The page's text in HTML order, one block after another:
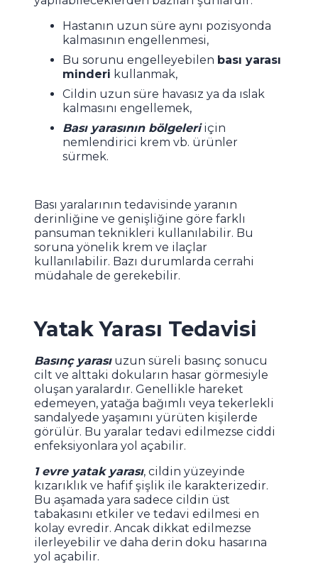
Hastanın uzun süre aynı pozisyonda
kalmasının engellenmesi,
Bu sorunu engelleyebilen bası yarası
minderi kullanmak,
Cildin uzun süre havasız ya da ıslak
kalmasını engellemek,
Bası yarasının bölgeleriiçin
nemlendirici krem vb. ürünler
sürmek.
Bası yaralarının tedavisinde yaranın
derinliğine ve genişliğine göre farklı
pansuman teknikleri kullanılabilir. Bu
soruna yönelik krem ve ilaçlar
kullanılabilir. Bazı durumlarda cerrahi
müdahale de gerekebilir.
Yatak Yarası Tedavisi
Basınç yarası uzun süreli basınç sonucu
cilt ve alttaki dokuların hasar görmesiyle
oluşan yaralardır. Genellikle hareket
edemeyen, yatağa bağımlı veya tekerlekli
sandalyede yaşamını yürüten kişilerde
görülür. Bu yaralar tedavi edilmezse ciddi
enfeksiyonlara yol açabilir.
1 evre yatak yarası, cildin yüzeyinde
kızarıklık ve hafif şişlik ile karakterizedir.
Bu aşamada yara sadece cildin üst
tabakasını etkiler ve tedavi edilmesi en
kolay evredir. Ancak dikkat edilmezse
ilerleyebilir ve daha derin doku hasarına
yol açabilir.